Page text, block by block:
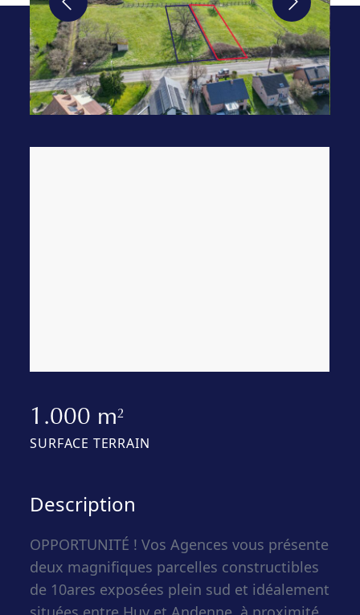
1.000 m2
SURFACE TERRAIN
Description
OPPORTUNITÉ ! Vos Agences vous présente
deux magnifiques parcelles constructibles
de 10ares exposées plein sud et idéalement